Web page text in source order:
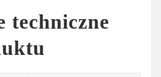
techniczne